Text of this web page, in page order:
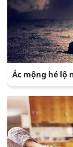
Ác mộng hé lộ